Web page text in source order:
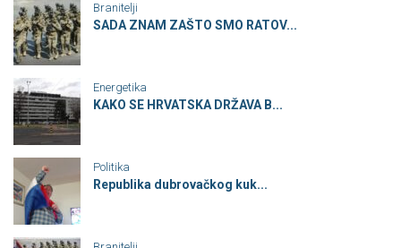
Branitelji
SADA ZNAM ZAŠTO SMO RATOV...
Energetika
KAKO SE HRVATSKA DRŽAVA B...
Politika
Republika dubrovačkog kuk...